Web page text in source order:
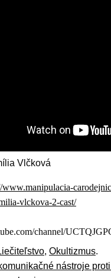
Vlčková
www.manipulacia-
vlckova-2-cast/
channel/
, Okultizmus.
nástroje